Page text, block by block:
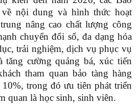
nội dung và hình thức hoạt
nâng cao chất lượng công
chuyển đổi số, đa dạng hóa
trải nghiệm, dịch vụ phục vụ
tăng cường quảng bá, xúc tiến
tham quan bảo tàng hàng
trong đó ưu tiên phát triển
quan là học sinh, sinh viên.